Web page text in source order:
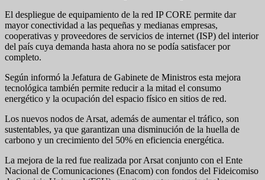
El despliegue de equipamiento de la red IP CORE permite dar
mayor conectividad a las pequeñas y medianas empresas,
cooperativas y proveedores de servicios de internet (ISP) del interior
del país cuya demanda hasta ahora no se podía satisfacer por
completo.
Según informó la Jefatura de Gabinete de Ministros esta mejora
tecnológica también permite reducir a la mitad el consumo
energético y la ocupación del espacio físico en sitios de red.
Los nuevos nodos de Arsat, además de aumentar el tráfico, son
sustentables, ya que garantizan una disminución de la huella de
carbono y un crecimiento del 50% en eficiencia energética.
La mejora de la red fue realizada por Arsat conjunto con el Ente
Nacional de Comunicaciones (Enacom) con fondos del Fideicomiso